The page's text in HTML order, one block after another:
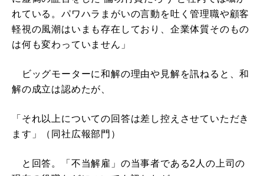
れている。パワハラまがいの言動を吐く管理職や顧客
軽視の風潮はいまも存在しており、企業体質そのもの
は何も変わっていません」
ビッグモーターに和解の理由や見解を訊ねると、和
解の成立は認めたが、
「それ以上についての回答は差し控えさせていただき
ます」（同社広報部門）
と回答。「不当解雇」の当事者である2人の上司の